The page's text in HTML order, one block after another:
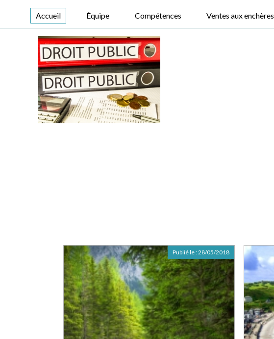
Accueil Équipe Compétences Ventes aux enchères
Publié le :28/05/2018